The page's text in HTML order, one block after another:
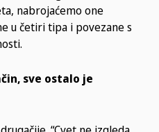
nabrojaćemo one
u četiri tipa i povezane s
sve ostalo je